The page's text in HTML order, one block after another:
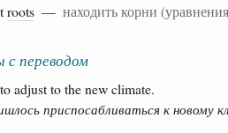
roots — находить корни
переводом
adjust to the new climate.
приспосабливаться к новому